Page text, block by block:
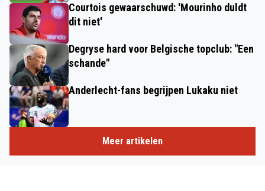
Courtois gewaarschuwd: 'Mourinho duldt
dit niet'
Degryse hard voor Belgische topclub: "Een
schande"
Anderlecht-fans begrijpen Lukaku niet
Meer artikelen